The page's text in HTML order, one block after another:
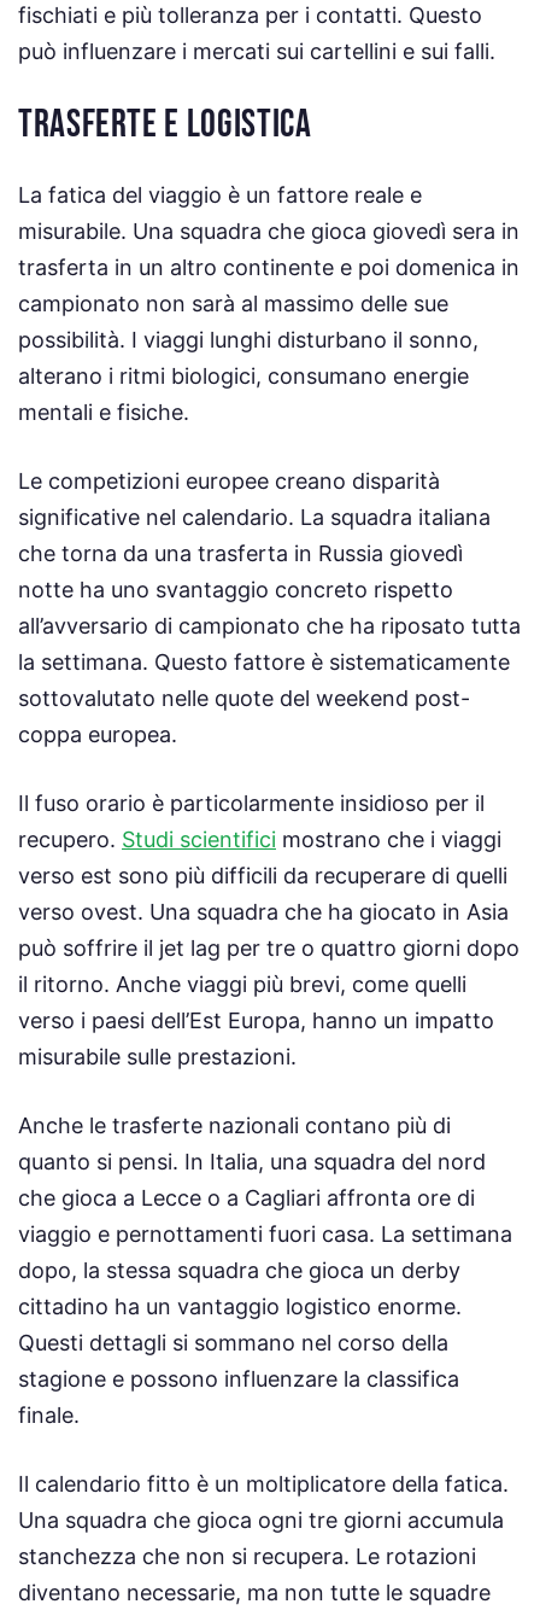
fischiati e più tolleranza per i contatti. Questo
può influenzare i mercati sui cartellini e sui falli.
TRASFERTE E LOGISTICA
La fatica del viaggio è un fattore reale e
misurabile. Una squadra che gioca giovedì sera in
trasferta in un altro continente e poi domenica in
campionato non sarà al massimo delle sue
possibilità. I viaggi lunghi disturbano il sonno,
alterano i ritmi biologici, consumano energie
mentali e fisiche.
Le competizioni europee creano disparità
significative nel calendario. La squadra italiana
che torna da una trasferta in Russia giovedì
notte ha uno svantaggio concreto rispetto
all’avversario di campionato che ha riposato tutta
la settimana. Questo fattore è sistematicamente
sottovalutato nelle quote del weekend post-
coppa europea.
Il fuso orario è particolarmente insidioso per il
recupero. Studi scientifici mostrano che i viaggi
verso est sono più difficili da recuperare di quelli
verso ovest. Una squadra che ha giocato in Asia
può soffrire il jet lag per tre o quattro giorni dopo
il ritorno. Anche viaggi più brevi, come quelli
verso i paesi dell’Est Europa, hanno un impatto
misurabile sulle prestazioni.
Anche le trasferte nazionali contano più di
quanto si pensi. In Italia, una squadra del nord
che gioca a Lecce o a Cagliari affronta ore di
viaggio e pernottamenti fuori casa. La settimana
dopo, la stessa squadra che gioca un derby
cittadino ha un vantaggio logistico enorme.
Questi dettagli si sommano nel corso della
stagione e possono influenzare la classifica
finale.
Il calendario fitto è un moltiplicatore della fatica.
Una squadra che gioca ogni tre giorni accumula
stanchezza che non si recupera. Le rotazioni
diventano necessarie, ma non tutte le squadre